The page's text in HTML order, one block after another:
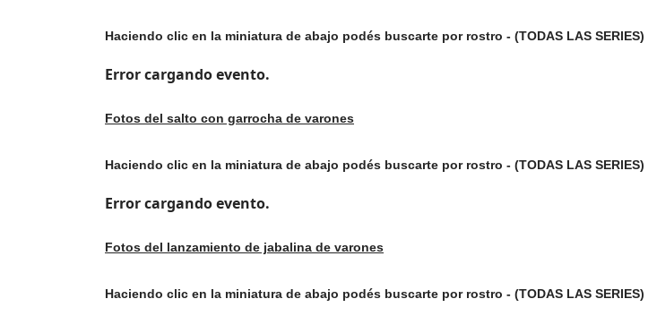
Haciendo clic en la miniatura de abajo podés buscarte por rostro - (TODAS LAS SERIES)
Error cargando evento.
Fotos del salto con garrocha de varones
Haciendo clic en la miniatura de abajo podés buscarte por rostro - (TODAS LAS SERIES)
Error cargando evento.
Fotos del lanzamiento de jabalina de varones
Haciendo clic en la miniatura de abajo podés buscarte por rostro - (TODAS LAS SERIES)